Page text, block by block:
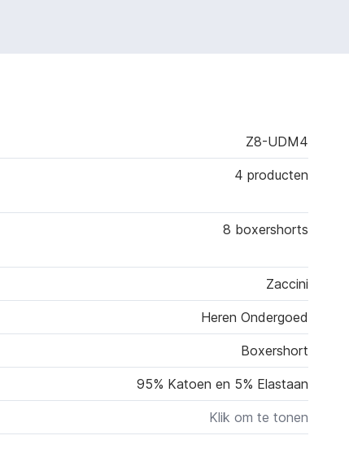
Z8-UDM4
4 producten
8 boxershorts
Zaccini
Heren Ondergoed
Boxershort
95% Katoen en 5% Elastaan
Klik om te tonen